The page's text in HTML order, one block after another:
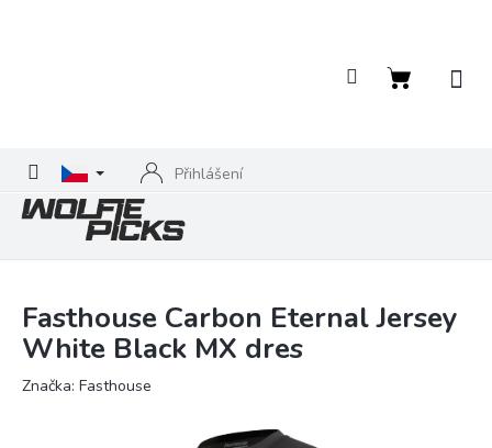
Přihlášení
Nákupní
Fasthouse Carbon Eternal Jersey
White Black MX dres
Značka: Fasthouse